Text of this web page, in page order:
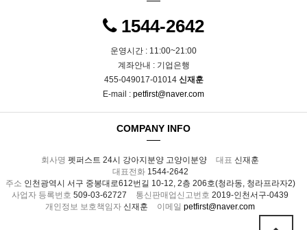
1544-2642
운영시간 : 11:00~21:00
계좌안내 : 기업은행
455-049017-01014 신재훈
E-mail : petfirst@naver.com
COMPANY INFO
회사명 펫퍼스트 24시 강아지분양 고양이분양 대표 신재훈
대표전화1544-2642
주소 인천광역시 서구 중봉대로612번길 10-12, 2층 206호(청라동, 청라프라자2)
사업자 등록번호 509-03-62727 통신판매업신고번호 2019-인천서구-0439
개인정보 보호책임자 신재훈 이메일 petfirst@naver.com